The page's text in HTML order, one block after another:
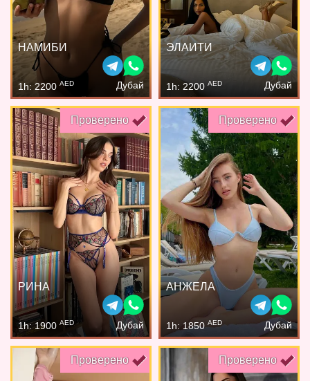
НАМИБИ
1h: 2200 AED Дубай
ЭЛАИТИ
1h: 2200 AED Дубай
Проверено
РИНА
1h: 1900 AED Дубай
Проверено
АНЖЕЛА
1h: 1850AED Дубай
Проверено Проверено